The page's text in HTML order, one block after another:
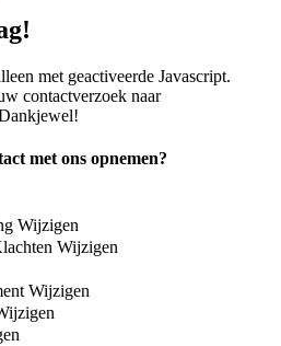
met geactiveerde Javascript.
contactverzoek naar
met ons opnemen?
Wijzigen
Wijzigen
Wijzigen